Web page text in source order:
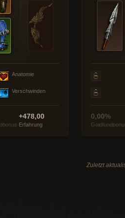
Anatomie
Verschwinden
+478,00
Erfahrung
0,00%
Zuletzt